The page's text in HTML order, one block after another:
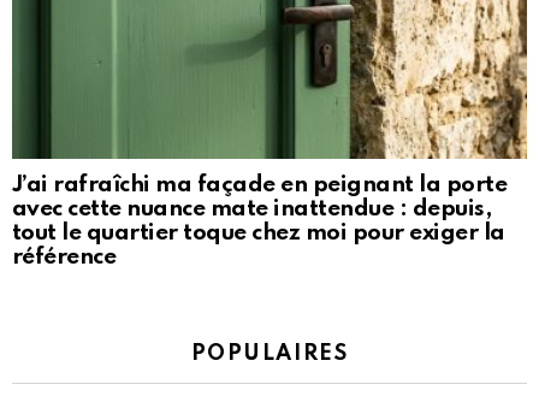
J’ai rafraîchi ma façade en peignant la porte
avec cette nuance mate inattendue : depuis,
tout le quartier toque chez moi pour exiger la
référence
POPULAIRES